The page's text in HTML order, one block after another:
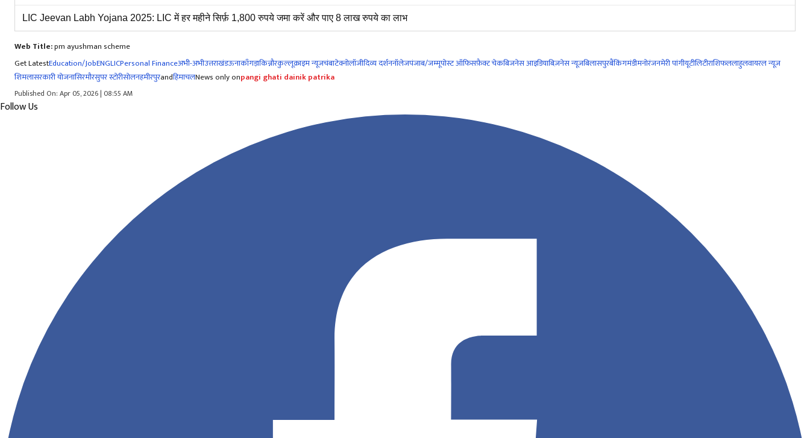
LIC Jeevan Labh Yojana 2025: LIC में हर महीने सिर्फ़ 1,800 रुपये जमा करें और पाए 8 लाख रुपये का लाभ
Web Title:pm ayushman scheme
Get LatestEducation/JobENGLICPersonal Financeअभी-अभीउत्तराखंडऊनाकाँगड़ाकिन्नौरकुल्लूक्राइम न्यूजचंबाटेक्नोलॉजीदिव्य दर्शननॉलेजपंजाब/जम्मूपोस्ट ऑफिसफ़ैक्ट चेकबिजनेस आइडियाबिज़नेस न्यूज़बिलासपुरबैंकिंगमंडीमनोरंजनमेरी पांगीयूटीलिटीराशिफललाहुलवायरल न्यूज़
शिमलासरकारी योजनासिरमौरसुपर स्टोरीसोलनहमीरपुरandहिमाचलNews only onpangi ghati dainik patrika
Published On: Apr 05, 2026 | 08:55 AM
Follow Us